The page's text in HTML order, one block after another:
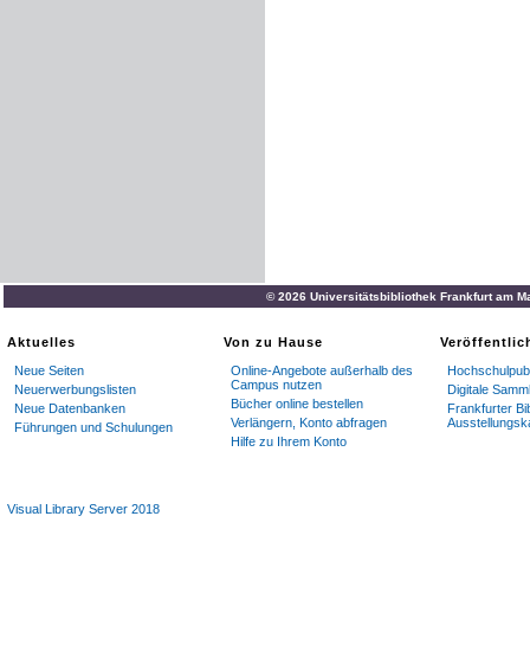
© 2026 Universitätsbibliothek Frankfurt am
Aktuelles
Neue Seiten
Neuerwerbungslisten
Neue Datenbanken
Führungen und Schulungen
Von zu Hause
Online-Angebote außerhalb des
Campus nutzen
Bücher online bestellen
Verlängern, Konto abfragen
Hilfe zu Ihrem Konto
Digitale
Frankfurter
Visual Library Server 2018